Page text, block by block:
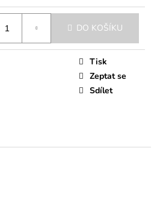
DO KOŠÍKU
Tisk
Zeptat se
Sdílet